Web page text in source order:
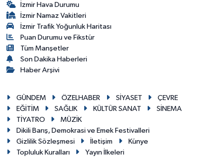
İzmir Hava Durumu
İzmir Namaz Vakitleri
İzmir Trafik Yoğunluk Haritası
Puan Durumu ve Fikstür
Tüm Manşetler
Son Dakika Haberleri
Haber Arşivi
GÜNDEM ÖZELHABER SİYASET
ÇEVRE
EĞİTİM
SAĞLIK KÜLTÜR SANAT
SİNEMA
TİYATRO
MÜZİK
Dikili Barış, Demokrasi ve Emek Festivalleri
Gizlilik Sözleşmesi
İletişim
Künye
Topluluk Kuralları
Yayın İlkeleri